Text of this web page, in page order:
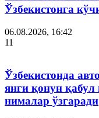
Ўзбекистонга
06.08.2026, 16:42
11
Ўзбекистонда
янги қонун
нималар ўзгаради